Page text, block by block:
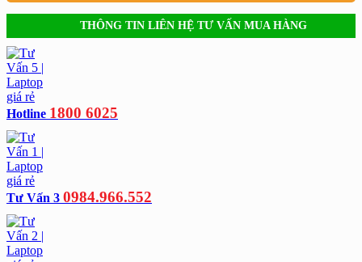
THÔNG TIN LIÊN HỆ TƯ VẤN MUA HÀNG
Hotline 1800 6025
Tư Vấn 3 0984.966.552